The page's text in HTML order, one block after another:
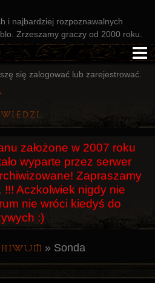
i najbardziej rozpoznawalnych
Zrzeszamy graczy od 2000 roku.
się zalogować lub zarejestrować.
założone w 2007 roku
wyparte przez serwer
Zapraszamy
!!! Aczkolwiek nigdy nie
nie wróci kiedyś do
:)
» Sonda